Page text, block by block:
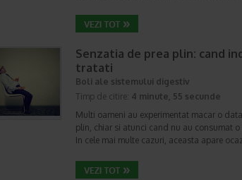
Senzatia de prea plin: cand
tratati
Boli ale sistemului digestiv
Timp de citire: 4 minute, 55 secunde
Multi oameni au experimentat macar o
plin, chiar si atunci cand nu au consumat
In cele mai multe cazuri, aceasta apare